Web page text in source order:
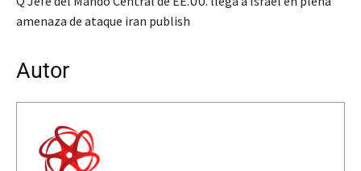
amenaza de ataque iran publish
Autor